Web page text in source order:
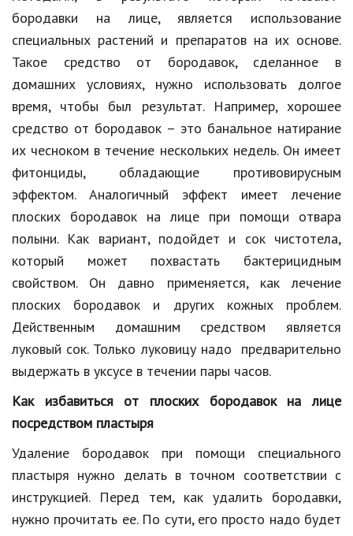
бородавки на лице, является использование
специальных растений и препаратов на их основе.
Такое средство от бородавок, сделанное в
домашних условиях, нужно использовать долгое
время, чтобы был результат. Например, хорошее
средство от бородавок – это банальное натирание
их чесноком в течение нескольких недель. Он имеет
фитонциды, обладающие противовирусным
эффектом. Аналогичный эффект имеет лечение
плоских бородавок на лице при помощи отвара
полыни. Как вариант, подойдет и сок чистотела,
который может похвастать бактерицидным
свойством. Он давно применяется, как лечение
плоских бородавок и других кожных проблем.
Действенным домашним средством является
луковый сок. Только луковицу надо предварительно
выдержать в уксусе в течении пары часов.
Как избавиться от плоских бородавок на лице
посредством пластыря
Удаление бородавок при помощи специального
пластыря нужно делать в точном соответствии с
инструкцией. Перед тем, как удалить бородавки,
нужно прочитать ее. По сути, его просто надо будет